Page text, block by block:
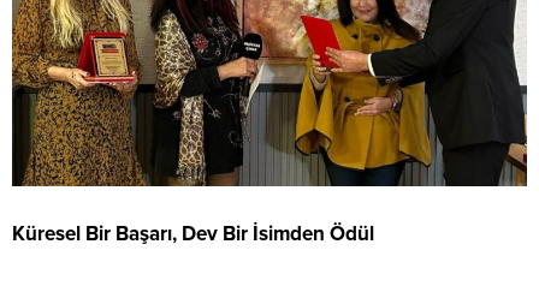
Küresel Bir Başarı, Dev Bir İsimden Ödül